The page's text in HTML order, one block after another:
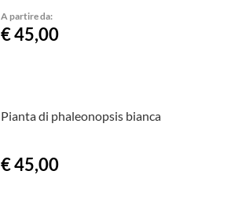
A partire da:
€ 45,00
Pianta di phaleonopsis bianca
€ 45,00